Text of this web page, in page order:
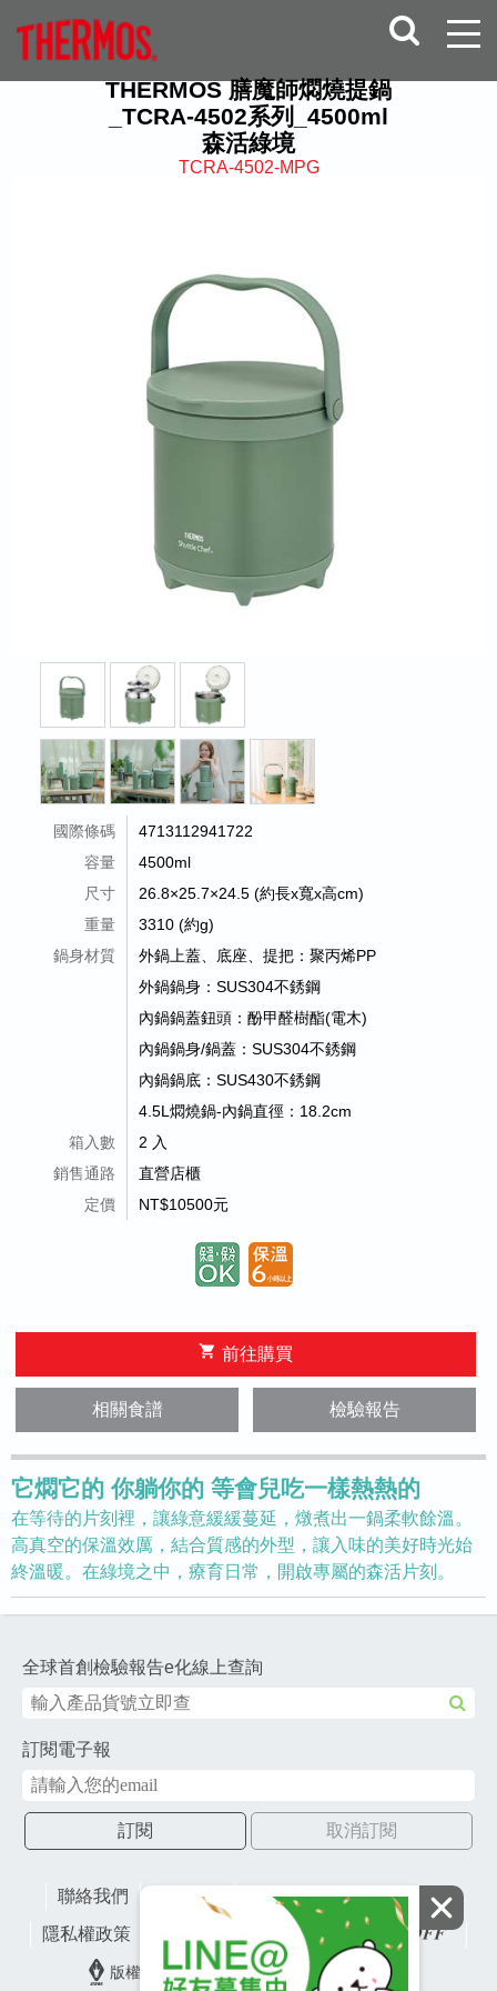
THERMOS 膳魔師燜燒提鍋
_TCRA-4502系列_4500ml
森活綠境
TCRA-4502-MPG
國際條碼
4713112941722
容量
4500ml
尺寸
26.8×25.7×24.5 (約長x寬x高cm)
重量
3310 (約g)
鍋身材質
外鍋上蓋、底座、提把：聚丙烯PP
外鍋鍋身：SUS304不銹鋼
內鍋鍋蓋鈕頭：酚甲醛樹酯(電木)
內鍋鍋身/鍋蓋：SUS304不銹鋼
內鍋鍋底：SUS430不銹鋼
4.5L燜燒鍋-內鍋直徑：18.2cm
箱入數
2 入
銷售通路
直營店櫃
定價
NT$10500元
shopping_cart 前往購買
相關食譜 檢驗報告
它燜它的 你躺你的 等會兒吃一樣熱熱的
在等待的片刻裡，讓綠意緩緩蔓延，燉煮出一鍋柔軟餘溫。
高真空的保溫效厲，結合質感的外型，讓入味的美好時光始
終溫暖。在綠境之中，療育日常，開啟專屬的森活片刻。
全球首創檢驗報告e化線上查詢
訂閱電子報
訂閱 取消訂閱
聯絡我們 網站地圖
財團法人有容教育基金會
隱私權政策
lifefactory
版權所有© 2026 皇冠金屬工業股份有限公司